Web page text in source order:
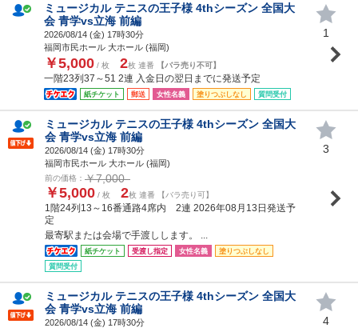
ミュージカル テニスの王子様 4thシーズン 全国大
会 青学vs立海 前編
2026/08/14 (金) 17時30分
福岡市民ホール 大ホール (福岡)
￥5,000 / 枚 2枚 連番 【バラ売り不可】
一階23列37～51 2連 入金日の翌日までに発送予定
紙チケット 郵送 女性名義 塗りつぶしなし 質問受付
1
ミュージカル テニスの王子様 4thシーズン 全国大
会 青学vs立海 前編
2026/08/14 (金) 17時30分
福岡市民ホール 大ホール (福岡)
前の価格： ￥7,000
￥5,000 / 枚 2枚 連番 【バラ売り可】
1階24列13～16番通路4席内 2連 2026年08月13日発送予
定
最寄駅または会場で手渡しします。 ...
紙チケット 受渡し指定 女性名義
塗りつぶしなし
質問受付
3
ミュージカル テニスの王子様 4thシーズン 全国大
会 青学vs立海 前編
2026/08/14 (金) 17時30分
4